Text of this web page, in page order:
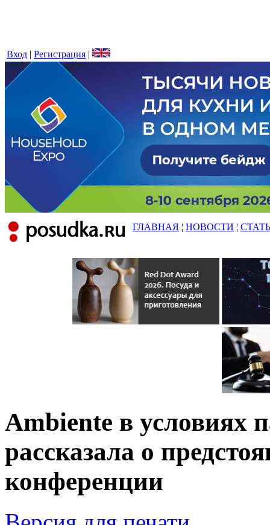
Вход | Регистрация |
ГЛАВНАЯ ¦ НОВОСТИ ¦
Ambiente в условиях
рассказала о
конференции